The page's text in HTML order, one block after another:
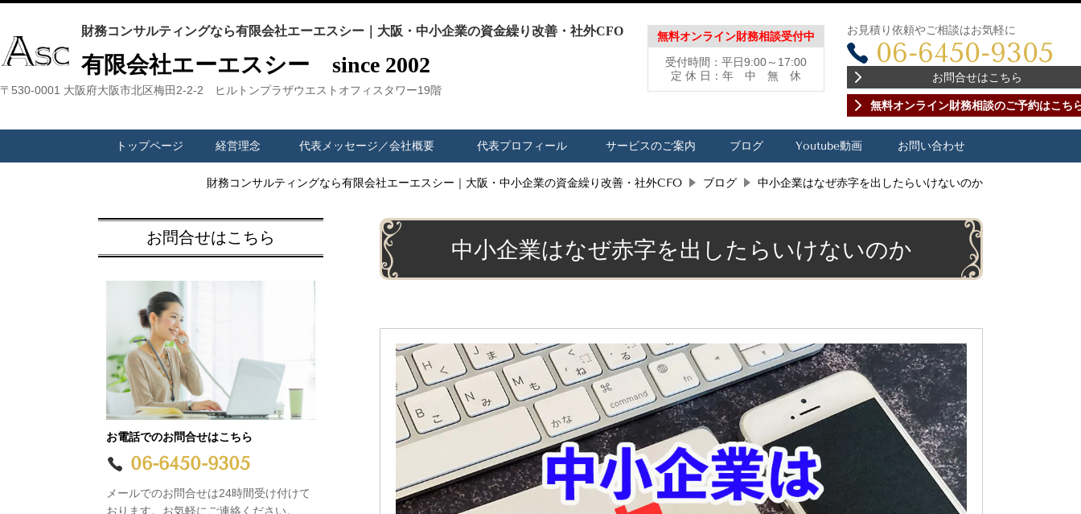
財務コンサルティングなら有限会社エーエスシー｜大阪・中小企業の資金繰り改善・社外CFO
有限会社エーエスシー since 2002
〒530-0001 大阪府大阪市北区梅田2-2-2 ヒルトンプラザウエストオフィスタワー19階
無料オンライン財務相談受付中
受付時間：平日9:00～17:00
定 休 日：年 中 無 休
お見積り依頼やご相談はお気軽に
06-6450-9305
お問合せはこちら
無料オンライン財務相談のご予約はこち
トップページ 経営理念 代表メッセージ／会社概要 代表プロフィール サービスのご案内 ブログ Youtube動画 お問い合わせ
財務コンサルティングなら有限会社エーエスシー｜大阪・中小企業の資金繰り改善・社外CFO ブログ 中小企業はなぜ赤字を出したらいけないのか
中小企業はなぜ赤字を出したらいけないのか
お問合せはこちら
お電話でのお問合せはこちら
06-6450-9305
メールでのお問合せは24時間受け付けて
おります。お気軽にご連絡ください。